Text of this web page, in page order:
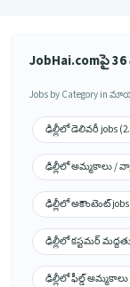
JobHai.comపై
Jobs by Category in
ఢిల్లీలో డెలివరీ jobs
ఢిల్లీలో అమ్మకాలు /
ఢిల్లీలో అకౌంటెంట్ jobs
ఢిల్లీలో కస్టమర్
ఢిల్లీలో ఫీల్డ్ అమ్మకాలు